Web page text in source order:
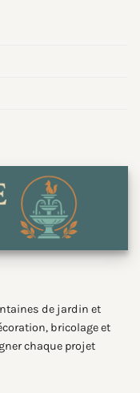
de jardin et
bricolage et
chaque projet